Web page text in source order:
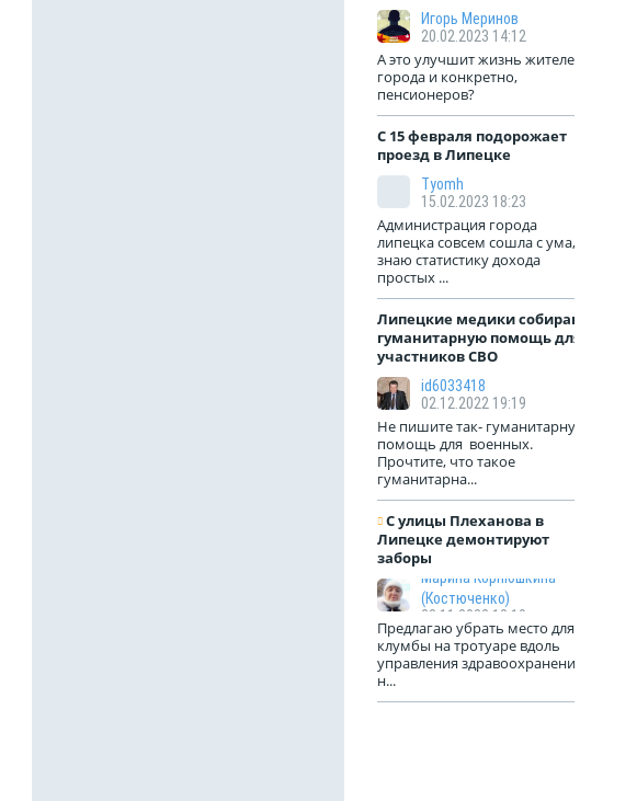
Игорь Меринов
20.02.2023 14:12
А это улучшит жизнь жителей
города и конкретно,
пенсионеров?
С 15 февраля подорожает
проезд в Липецке
Tyomh
15.02.2023 18:23
Администрация города
липецка совсем сошла с ума,
знаю статистику дохода
простых ...
Липецкие медики собирают
гуманитарную помощь для
участников СВО
id6033418
02.12.2022 19:19
Не пишите так- гуманитарную
помощь для военных.
Прочтите, что такое
гуманитарна...
С улицы Плеханова в
Липецке демонтируют
заборы
Марина Корнюшкина
(Костюченко)
23.11.2022 18:10
Предлагаю убрать место для
клумбы на тротуаре вдоль
управления здравоохранения
н...